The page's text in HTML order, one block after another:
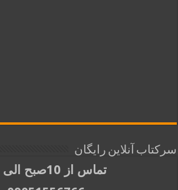
سرکتاب آنلاین رایگان
تماس از 10صبح الی 21